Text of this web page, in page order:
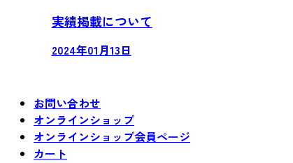
実績掲載について
2024年01月13日
お問い合わせ
オンラインショップ
オンラインショップ会員ページ
カート